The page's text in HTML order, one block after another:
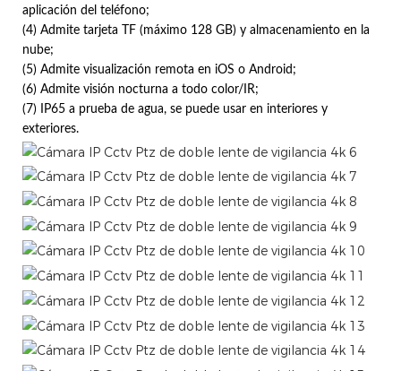
aplicación del teléfono;
(4) Admite tarjeta TF (máximo 128 GB) y almacenamiento en la
nube;
(5) Admite visualización remota en iOS o Android;
(6) Admite visión nocturna a todo color/IR;
(7) IP65 a prueba de agua, se puede usar en interiores y
exteriores.